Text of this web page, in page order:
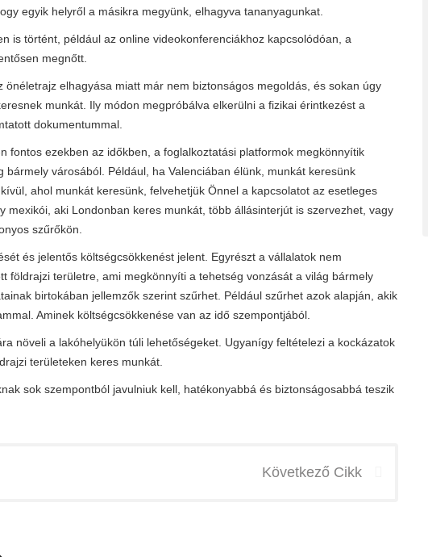
egyik helyről a másikra megyünk, elhagyva tananyagunkat.
is történt, például az online videokonferenciákhoz kapcsolódóan, a
megnőtt.
önéletrajz elhagyása miatt már nem biztonságos megoldás, és sokan úgy
munkát. Ily módon megpróbálva elkerülni a fizikai érintkezést a
dokumentummal.
fontos ezekben az időkben, a foglalkoztatási platformok megkönnyítik
városából. Például, ha Valenciában élünk, munkát keresünk
ahol munkát keresünk, felvehetjük Önnel a kapcsolatot az esetleges
mexikói, aki Londonban keres munkát, több állásinterjút is szervezhet, vagy
szűrőkön.
és jelentős költségcsökkenést jelent. Egyrészt a vállalatok nem
földrajzi területre, ami megkönnyíti a tehetség vonzását a világ bármely
birtokában jellemzők szerint szűrhet. Például szűrhet azok alapján, akik
Aminek költségcsökkenése van az idő szempontjából.
növeli a lakóhelyükön túli lehetőségeket. Ugyanígy feltételezi a kockázatok
területeken keres munkát.
sok szempontból javulniuk kell, hatékonyabbá és biztonságosabbá teszik
Következő Cikk